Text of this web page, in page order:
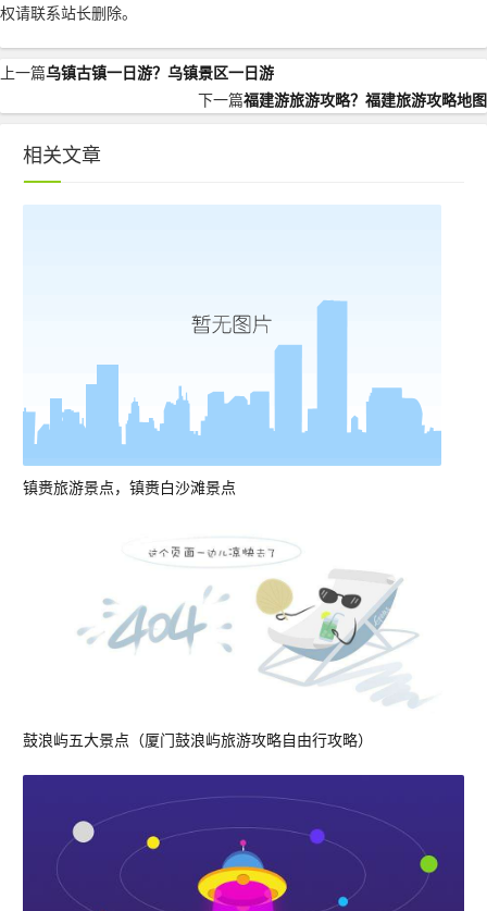
权请联系站长删除。
上一篇乌镇古镇一日游？乌镇景区一日游
下一篇福建游旅游攻略？福建旅游攻略地图
相关文章
镇赉旅游景点，镇赉白沙滩景点
鼓浪屿五大景点（厦门鼓浪屿旅游攻略自由行攻略）